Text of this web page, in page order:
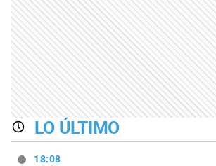
LO ÚLTIMO
18:08